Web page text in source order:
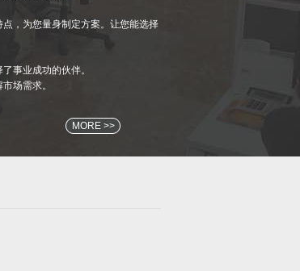
，为您量身制定方案。让您能选择
事业成功的伙伴。
场需求。
MORE >>